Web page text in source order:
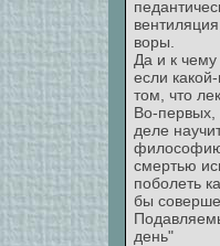
воры.
Да и к
если
том, что
Во-первых,
деле
смертью
поболеть
бы
день"